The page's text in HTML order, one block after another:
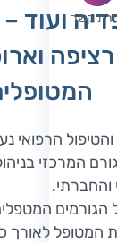
המשפחה
קשר ועוד
והטיפול הרפואי
המרכזי
והחברתי.
הגורמים
את המטופל